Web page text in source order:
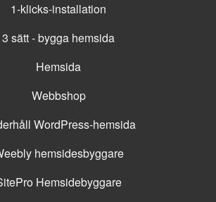
1-klicks-installation
3 sätt - bygga hemsida
Hemsida
Webbshop
WordPress-hemsida
hemsidesbyggare
Hemsidebyggare